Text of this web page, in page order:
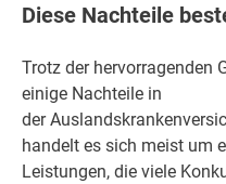
Diese Nachteile
Trotz der hervorragenden
einige Nachteile in
der
handelt es sich meist um
Leistungen, die viele